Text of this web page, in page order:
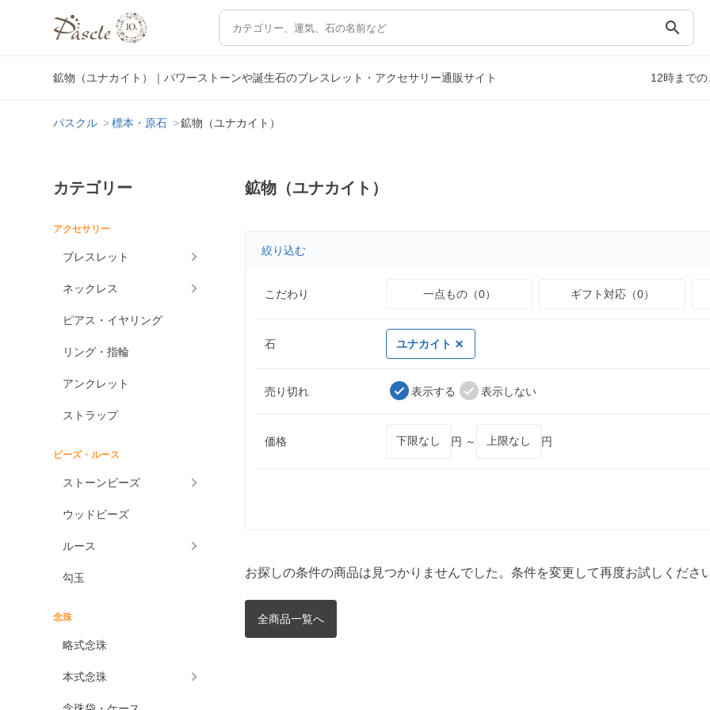
search
鉱物（ユナカイト）｜パワーストーンや誕生石のブレスレット・アクセサリー通販サイト 12時まで
パスクル 標本・原石 鉱物（ユナカイト）
カテゴリー
アクセサリー
ブレスレット
ネックレス
ピアス・イヤリング
リング・指輪
アンクレット
ストラップ
ビーズ・ルース
ストーンビーズ
ウッドビーズ
ルース
勾玉
念珠
略式念珠
本式念珠
鉱物（ユナカイト）
絞り込む
こだわり 一点もの（0） ギフト対応（0）
石 ユナカイト
売り切れ 表示する 表示しない
価格 円 ～ 円
お探しの条件の商品は見つかりませんでした。条件を変更して再度お試しください
全商品一覧へ